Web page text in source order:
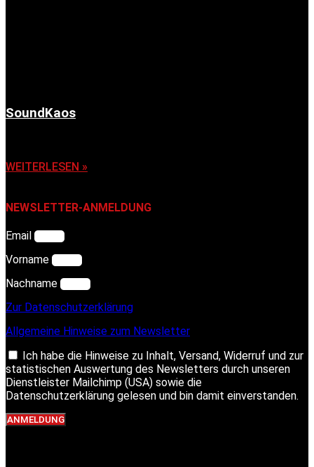
SoundKaos
WEITERLESEN »
NEWSLETTER-ANMELDUNG
Email
Vorname
Nachname
Zur Datenschutzerklärung
Allgemeine Hinweise zum Newsletter
Ich habe die Hinweise zu Inhalt, Versand, Widerruf und zur
statistischen Auswertung des Newsletters durch unseren
Dienstleister Mailchimp (USA) sowie die
Datenschutzerklärung gelesen und bin damit einverstanden.
ANMELDUNG